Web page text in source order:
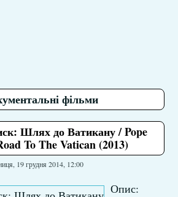
фільми
Шлях до Ватикану / Pope
To The Vatican (2013)
19 грудня 2014, 12:00
Опис: